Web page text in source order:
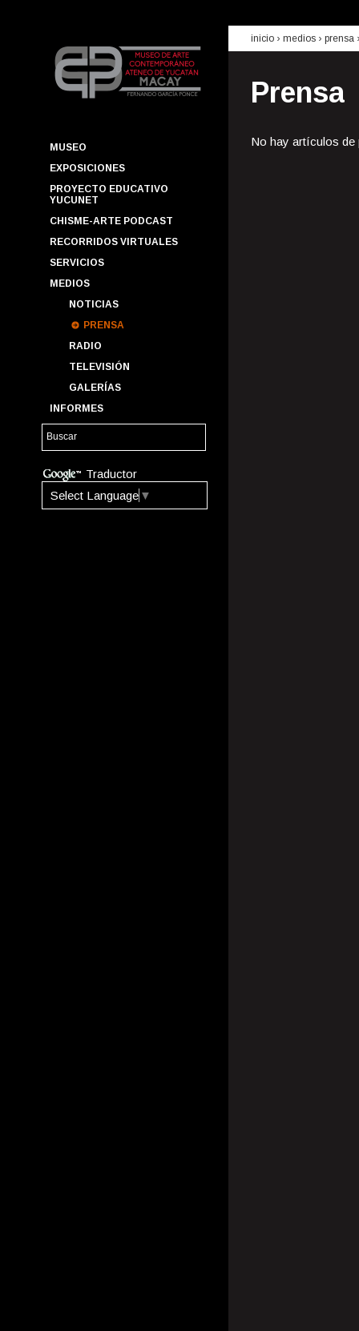
MUSEO
EXPOSICIONES
PROYECTO EDUCATIVO
YUCUNET
CHISME-ARTE PODCAST
RECORRIDOS VIRTUALES
SERVICIOS
MEDIOS
NOTICIAS
PRENSA
RADIO
TELEVISIÓN
GALERÍAS
INFORMES
Traductor
Select Language ▼
inicio › medios › prensa
Prensa
No hay artículos de